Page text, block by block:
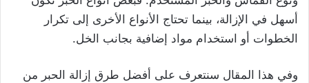
أسهل في الإزالة، بينما تحتاج الأنواع الأخرى إلى تكرار
الخطوات أو استخدام مواد إضافية بجانب الخل.
وفي هذا المقال سنتعرف على أفضل طرق إزالة الحبر من